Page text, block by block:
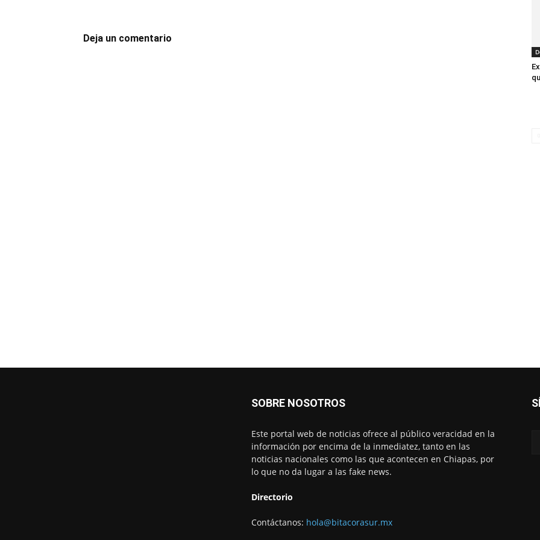
Deja un comentario
SOBRE NOSOTROS
Este portal web de noticias ofrece al público veracidad en la
información por encima de la inmediatez, tanto en las
noticias nacionales como las que acontecen en Chiapas, por
lo que no da lugar a las fake news.
Directorio
Contáctanos: hola@bitacorasur.mx